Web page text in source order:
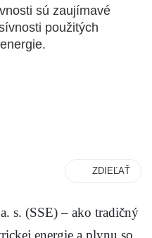
sú zaujímavé
použitých
ZDIEĽAŤ
s. (SSE) – ako tradičný